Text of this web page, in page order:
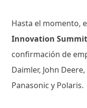
Hasta el momento,
Innovation Summit
confirmación de
Daimler, John
Panasonic y Polaris.